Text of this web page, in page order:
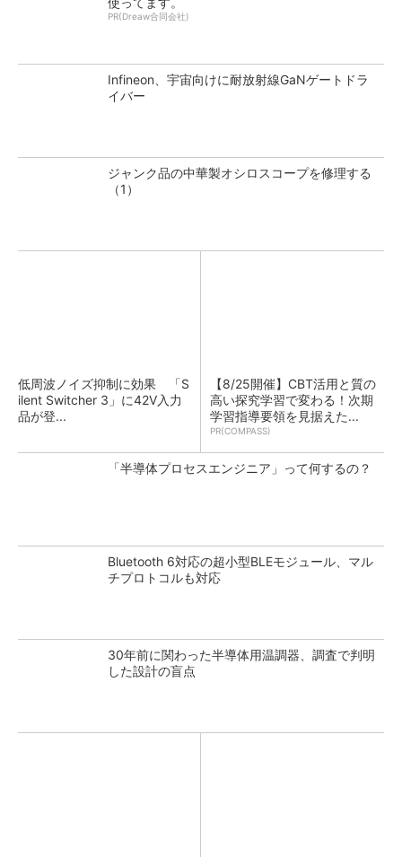
PR(Dreaw合同会社)
Infineon、宇宙向けに耐放射線GaNゲートドラ
イバー
ジャンク品の中華製オシロスコープを修理する
（1）
低周波ノイズ抑制に効果 「S
ilent Switcher 3」に42V入力
品が登...
【8/25開催】CBT活用と質の
高い探究学習で変わる！次期
学習指導要領を見据えた...
PR(COMPASS)
「半導体プロセスエンジニア」って何するの？
Bluetooth 6対応の超小型BLEモジュール、マル
チプロトコルも対応
30年前に関わった半導体用温調器、調査で判明
した設計の盲点